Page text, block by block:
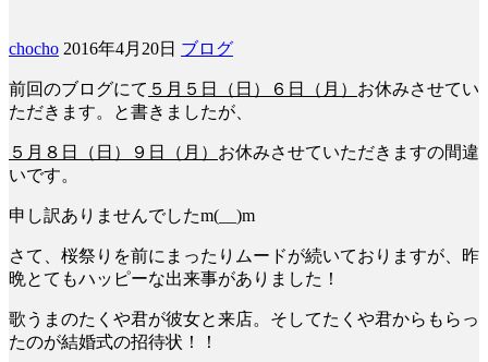
chocho 2016年4月20日 ブログ
前回のブログにて ５月５日（日）６日（月） お休みさせてい
ただきます。と書きましたが、
５月８日（日）９日（月） お休みさせていただきますの間違
いです。
申し訳ありませんでしたm(__)m
さて、桜祭りを前にまったりムードが続いておりますが、昨
晩とてもハッピーな出来事がありました！
歌うまのたくや君が彼女と来店。そしてたくや君からもらっ
たのが結婚式の招待状！！